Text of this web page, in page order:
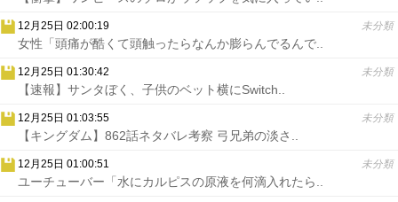
12月25日 02:00:19 未分類
女性「頭痛が酷くて頭触ったらなんか膨らんでるんで..
12月25日 01:30:42 未分類
【速報】サンタぼく、子供のベット横にSwitch..
12月25日 01:03:55 未分類
【キングダム】862話ネタバレ考察 弓兄弟の淡さ..
12月25日 01:00:51 未分類
ユーチューバー「水にカルピスの原液を何滴入れたら..